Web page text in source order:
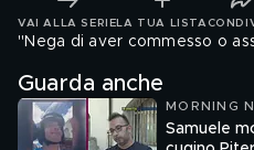
VAI ALLA SERIE LA TUA LISTA
"Nega di aver commesso o
Guarda anche
MORNING
Samuele